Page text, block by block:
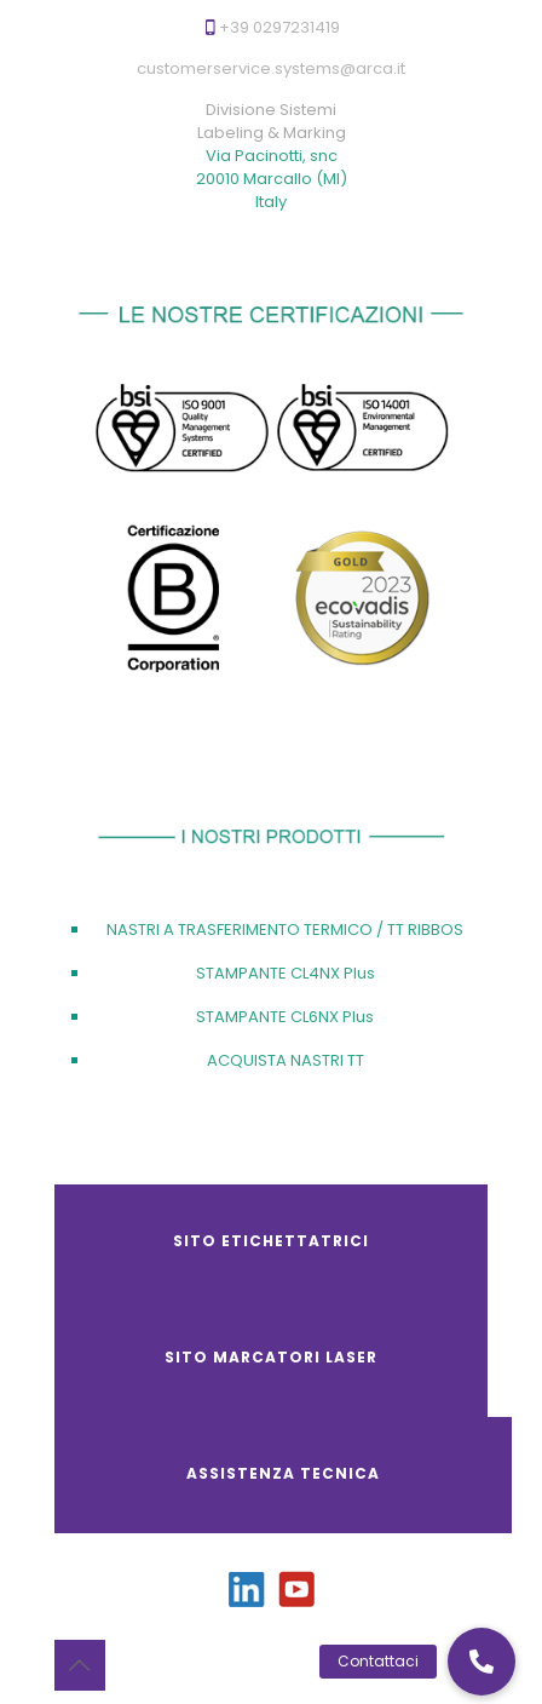
+39 0297231419
customerservice.systems@arca.it
Divisione Sistemi
Labeling & Marking
Via Pacinotti, snc
20010 Marcallo (MI)
Italy
NASTRI A TRASFERIMENTO TERMICO / TT RIBBOS
STAMPANTE CL4NX Plus
STAMPANTE CL6NX Plus
ACQUISTA NASTRI TT
SITO ETICHETTATRICI
SITO MARCATORI LASER
ASSISTENZA TECNICA